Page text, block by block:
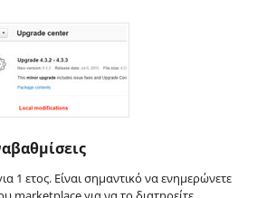
1 ετος. Είναι σημαντικό να ενημερώνετε